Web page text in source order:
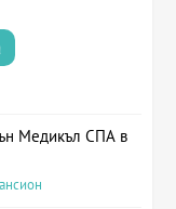
Медикъл СПА в